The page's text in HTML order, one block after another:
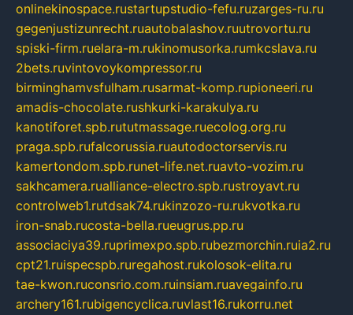
onlinekinospace.rustartupstudio-fefu.ruzarges-ru.ru
gegenjustizunrecht.ruautobalashov.ruutrovortu.ru
spiski-firm.ruelara-m.rukinomusorka.rumkcslava.ru
2bets.ruvintovoykompressor.ru
birminghamvsfulham.rusarmat-komp.rupioneeri.ru
amadis-chocolate.rushkurki-karakulya.ru
kanotiforet.spb.rututmassage.ruecolog.org.ru
praga.spb.rufalcorussia.ruautodoctorservis.ru
kamertondom.spb.runet-life.net.ruavto-vozim.ru
sakhcamera.rualliance-electro.spb.rustroyavt.ru
controlweb1.rutdsak74.rukinzozo-ru.rukvotka.ru
iron-snab.rucosta-bella.rueugrus.pp.ru
associaciya39.ruprimexpo.spb.rubezmorchin.ruia2.ru
cpt21.ruispecspb.ruregahost.rukolosok-elita.ru
tae-kwon.ruconsrio.com.ruinsiam.ruavegainfo.ru
archery161.rubigencyclica.ruvlast16.rukorru.net